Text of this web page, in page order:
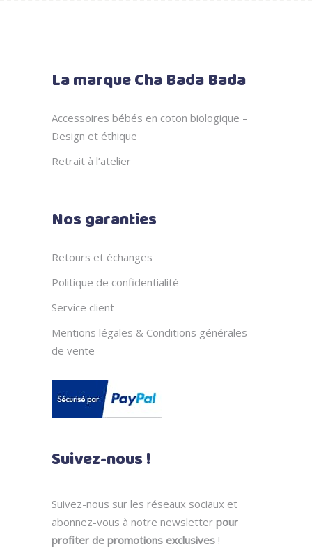
La marque Cha Bada Bada
Accessoires bébés en coton biologique –
Design et éthique
Retrait à l’atelier
Nos garanties
Retours et échanges
Politique de confidentialité
Service client
Mentions légales & Conditions générales
de vente
Suivez-nous !
Suivez-nous sur les réseaux sociaux et
abonnez-vous à notre newsletter pour
profiter de promotions exclusives !